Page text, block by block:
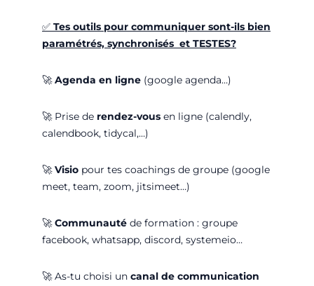
✅ Tes outils pour communiquer sont-ils bien
paramétrés, synchronisés et TESTES?
🚀Agenda en ligne (google agenda…)
🚀 Prise de rendez-vous en ligne (calendly,
calendbook, tidycal,…)
🚀Visio pour tes coachings de groupe (google
meet, team, zoom, jitsimeet…)
🚀Communauté de formation : groupe
facebook, whatsapp, discord, systemeio…
🚀As-tu choisi un canal de communication